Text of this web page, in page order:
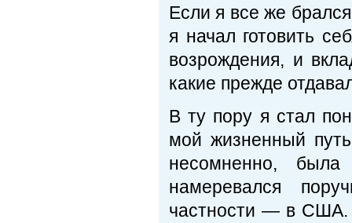
Если я все же
я начал готовить
возрождения, и
какие прежде
В ту пору я стал
мой жизненный
несомненно,
намеревался
частности — в США.